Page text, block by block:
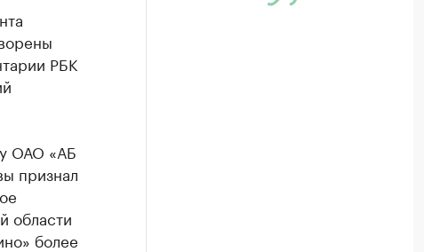
РБК
у ОАО «АБ
признал
области
более